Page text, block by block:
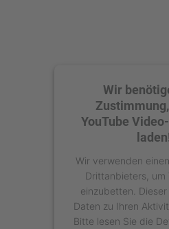
Wir
YouTube
Wir verwenden
Drittanbieters, um
einzubetten.
Daten zu Ihren
Bitte lesen Sie die